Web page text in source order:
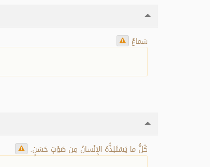
سَماعٌ
كُلُّ ما يَسْتَلِذُّهُ الإِنْسانُ مِن صَوْتٍ حَسَنٍ.